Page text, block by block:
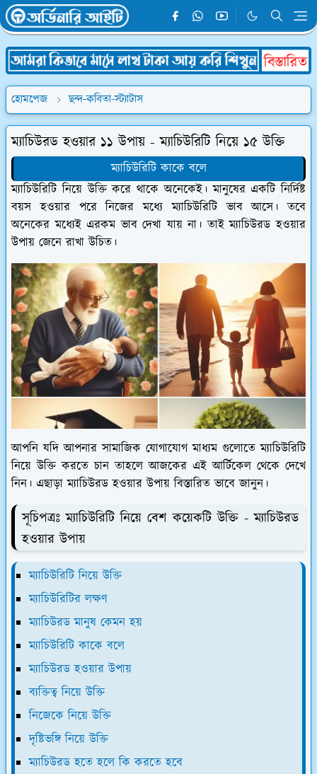
হোমপেজ ছন্দ-কবিতা-স্ট্যাটাস
ম্যাচিউরড হওয়ার ১১ উপায় - ম্যাচিউরিটি নিয়ে ১৫ উক্তি
ম্যাচিউরিটি কাকে বলে
ম্যাচিউরিটি নিয়ে উক্তি করে থাকে অনেকেই। মানুষের একটি নির্দিষ্ট
বয়স হওয়ার পরে নিজের মধ্যে ম্যাচিউরিটি ভাব আসে। তবে
অনেকের মধ্যেই এরকম ভাব দেখা যায় না। তাই ম্যাচিউরড হওয়ার
উপায় জেনে রাখা উচিত।
আপনি যদি আপনার সামাজিক যোগাযোগ মাধ্যম গুলোতে ম্যাচিউরিটি
নিয়ে উক্তি করতে চান তাহলে আজকের এই আর্টিকেল থেকে দেখে
নিন। এছাড়া ম্যাচিউরড হওয়ার উপায় বিস্তারিত ভাবে জানুন।
সূচিপত্রঃ ম্যাচিউরিটি নিয়ে বেশ কয়েকটি উক্তি - ম্যাচিউরড
হওয়ার উপায়
ম্যাচিউরিটি নিয়ে উক্তি
ম্যাচিউরিটির লক্ষণ
ম্যাচিউরড মানুষ কেমন হয়
ম্যাচিউরিটি কাকে বলে
ম্যাচিউরড হওয়ার উপায়
ব্যক্তিত্ব নিয়ে উক্তি
নিজেকে নিয়ে উক্তি
দৃষ্টিভঙ্গি নিয়ে উক্তি
ম্যাচিউরড হতে হলে কি করতে হবে